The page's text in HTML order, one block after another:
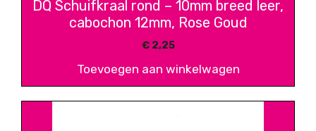
DQ Schuifkraal rond – 10mm breed leer,
cabochon 12mm, Rose Goud
€2,25
Toevoegen aan winkelwagen